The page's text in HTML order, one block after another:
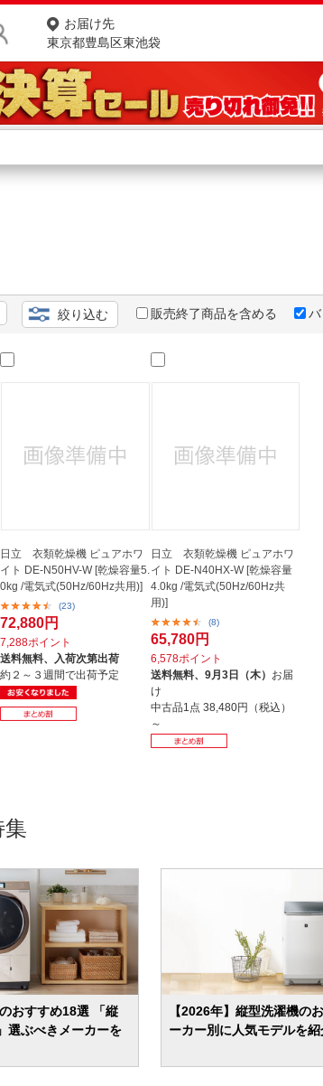
お届け先
東京都豊島区東池袋
ご利用規約
絞り込む 販売終了商品を含める
日立 衣類乾燥機 ピュアホワ
イト DE-N50HV-W [乾燥容量5.
0kg /電気式(50Hz/60Hz共用)]
(23)
72,880円
7,288ポイント
送料無料、 入荷次第出荷
約２～３週間で出荷予定
日立 衣類乾燥機 ピュアホワ
イト DE-N40HX-W [乾燥容量
4.0kg /電気式(50Hz/60Hz共
用)]
(8)
65,780円
6,578ポイント
送料無料、 9月3日（木） お届
け
中古品1点 38,480円（税込）
～
おすすめ18選 「縦
選ぶべきメーカーを
【2026年】縦型洗濯機の
ーカー別に人気モデルを紹